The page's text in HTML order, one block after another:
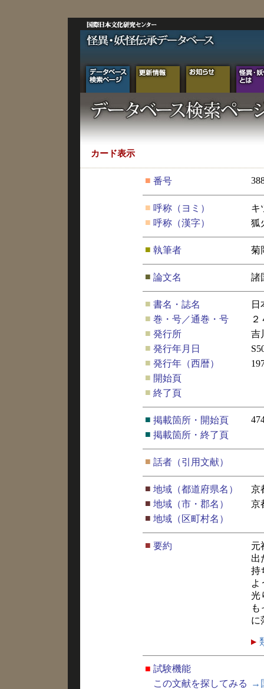
カード表示
■ 番号
■ 呼称（ヨミ）
キ
■ 呼称（漢字） 狐
■ 執筆者 菊
■ 論文名 諸
■ 書名・誌名
日
■ 巻・号／通巻・号
２
■ 発行所
吉
■ 発行年月日
■ 発行年（西暦）
■ 開始頁
■ 終了頁
■ 掲載箇所・開始頁
■ 掲載箇所・終了頁
■ 話者（引用文献）
■ 地域（都道府県名）
京
■ 地域（市・郡名）
京
■ 地域（区町村名）
■ 要約
元
出
持
よ
光
も
に
■ 試験機能
この文献を探してみる
→